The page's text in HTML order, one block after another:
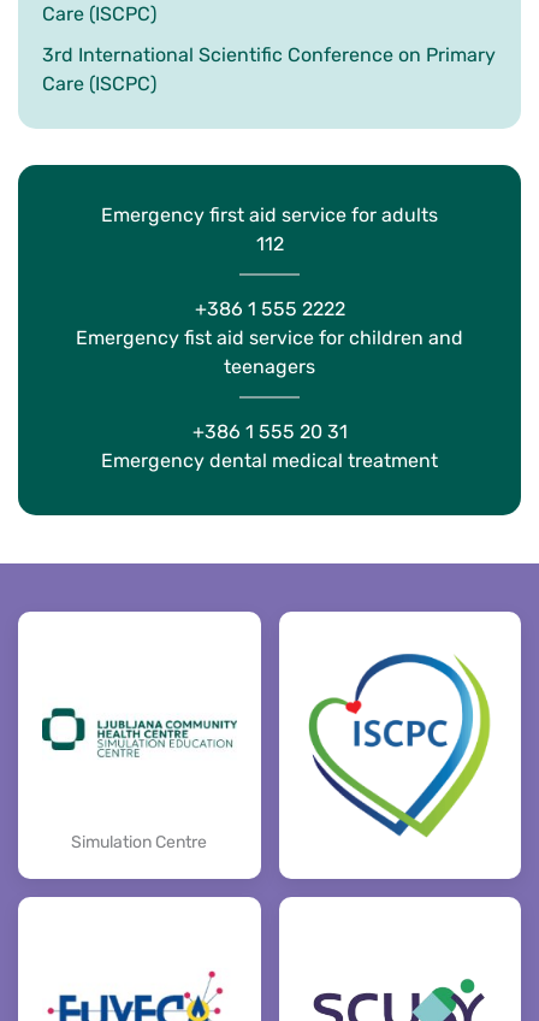
Care (ISCPC)
3rd International Scientific Conference on Primary
Care (ISCPC)
Emergency first aid service for adults
112
+386 1 555 2222
Emergency fist aid service for children and
teenagers
+386 1 555 20 31
Emergency dental medical treatment
Simulation Centre